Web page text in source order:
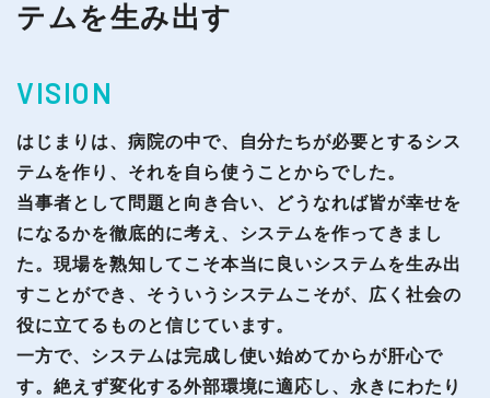
テムを生み出す
VISION
はじまりは、病院の中で、自分たちが必要とするシス
テムを作り、それを自ら使うことからでした。
当事者として問題と向き合い、どうなれば皆が幸せを
になるかを徹底的に考え、システムを作ってきまし
た。現場を熟知してこそ本当に良いシステムを生み出
すことができ、そういうシステムこそが、広く社会の
役に立てるものと信じています。
一方で、システムは完成し使い始めてからが肝心で
す。絶えず変化する外部環境に適応し、永きにわたり